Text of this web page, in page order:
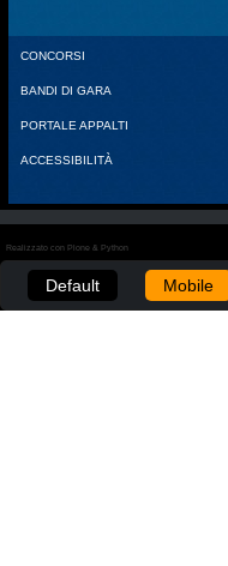
CONCORSI
BANDI DI GARA
PORTALE APPALTI
ACCESSIBILITÀ
Realizzato con Plone & Python
Default Mobile